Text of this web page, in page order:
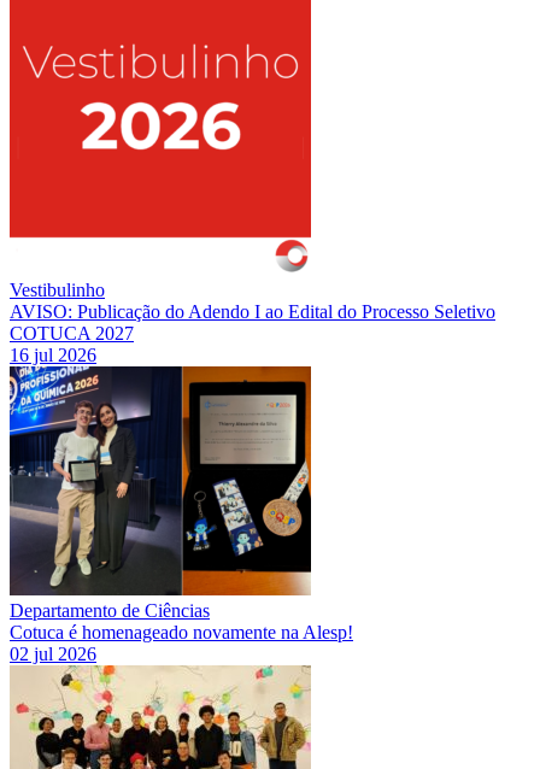
Vestibulinho
AVISO: Publicação do Adendo I ao Edital do Processo Seletivo
COTUCA 2027
16 jul 2026
Departamento de Ciências
Cotuca é homenageado novamente na Alesp!
02 jul 2026